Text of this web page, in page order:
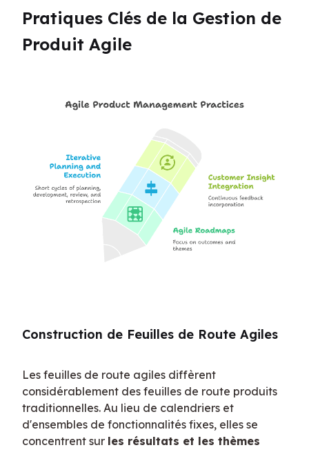
Pratiques Clés de la Gestion de
Produit Agile
Construction de Feuilles de Route Agiles
Les feuilles de route agiles diffèrent
considérablement des feuilles de route produits
traditionnelles. Au lieu de calendriers et
d'ensembles de fonctionnalités fixes, elles se
concentrent sur les résultats et les thèmes